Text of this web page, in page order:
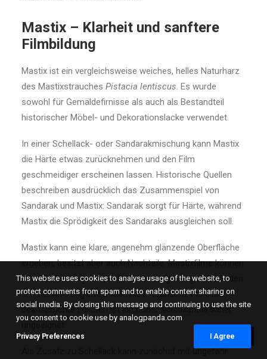
Mastix – Klarheit und sanftere
Filmbildung
Mastix ist ein vergleichsweise weiches, helles Naturharz
des Mastixstrauches Pistacia lentiscus. Es wurde
sowohl für Gemäldefirnisse als auch als Bestandteil
historischer Möbel- und Dekorationslacke verwendet.
In einer Schellack- oder Sandarakmischung kann Mastix
die Härte etwas zurücknehmen und den Film
geschmeidiger erscheinen lassen. Historische Quellen
beschreiben ausdrücklich das Zusammenspiel von
Sandarak und Mastix: Sandarak sorgt für Härte, während
Mastix die Sprödigkeit des Sandaraks ausgleichen soll.
Mastix kann eine klare, angenehm glänzende Oberfläche
ergeben, besitzt aber auch Nachteile. Mastixfilme können
mit der Zeit vergilben, in feuchter Umgebung trüb werden
und bei Alterung ihre Löslichkeit verändern. Für stark
beanspruchte Flächen ist ein hoher Mastixanteil daher
Als Zusatz zu Schellack kann zunächst mit ungefähr
This website uses cookies to analyse usage of the website, to
protect comments from spam and to enable content sharing on
social media. By closing this message and continuing to use the site
you consent to cookie use by analogpanda.com
Privacy Preferences I Agree